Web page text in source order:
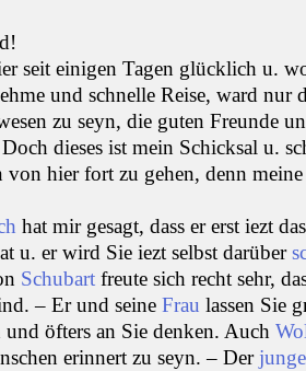
seit einigen Tagen glücklich u.
und schnelle Reise, ward nur
zu seyn, die guten Freunde
dieses ist mein Schicksal u.
von hier fort zu gehen, denn
hat mir gesagt, dass er erst iezt
u. er wird Sie iezt selbst darüber
Schubart freute sich recht sehr,
– Er und seine Frau lassen Sie
öfters an Sie denken. Auch
erinnert zu seyn. – Der